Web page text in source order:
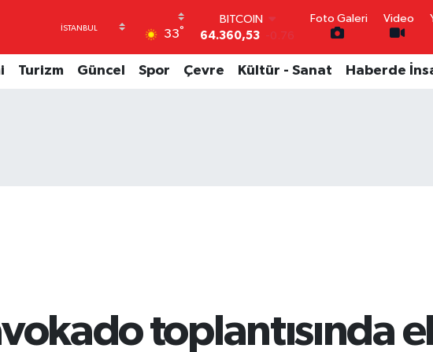
33°
DOLAR
47,7069
0.17
EURO
55,0265 0.01
Foto Galeri Video
Turizm Güncel Spor Çevre Kültür - Sanat Haberde
toplantısında